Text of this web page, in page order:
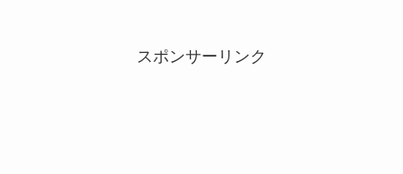
スポンサーリンク